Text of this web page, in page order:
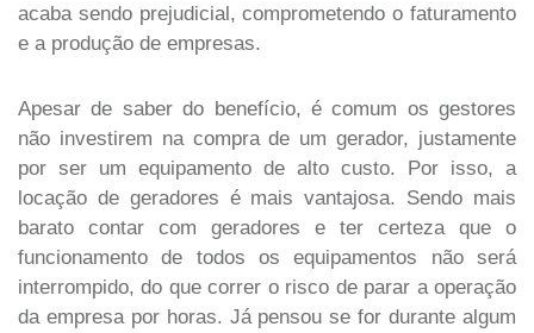
acaba sendo prejudicial, comprometendo o faturamento
e a produção de empresas.
Apesar de saber do benefício, é comum os gestores
não investirem na compra de um gerador, justamente
por ser um equipamento de alto custo. Por isso, a
locação de geradores é mais vantajosa. Sendo mais
barato contar com geradores e ter certeza que o
funcionamento de todos os equipamentos não será
interrompido, do que correr o risco de parar a operação
da empresa por horas. Já pensou se for durante algum